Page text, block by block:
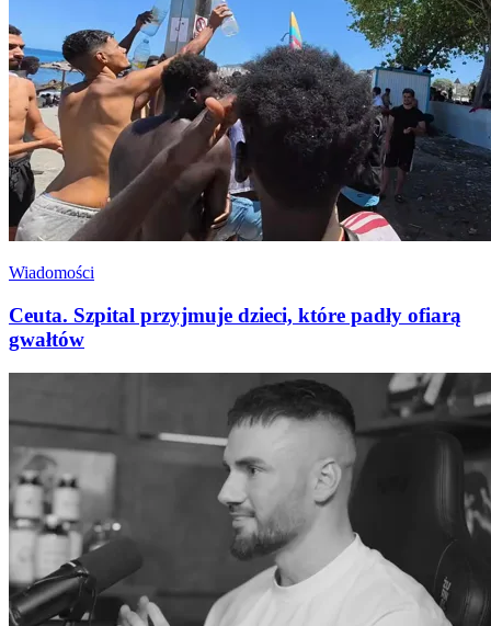
Wiadomości
Ceuta. Szpital przyjmuje dzieci, które padły ofiarą
gwałtów